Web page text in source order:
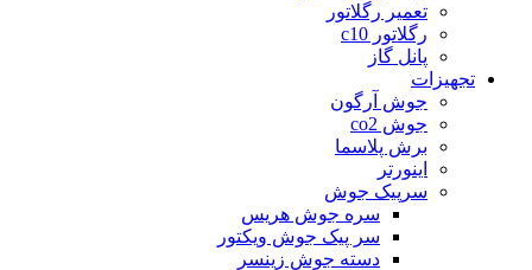
تعمیر رگلاتور
رگلاتور c10
پانل گاز
تجهیزات
جوش آرگون
جوش co2
برش پلاسما
اینورتر
سرپیک جوش
سره جوش هریس
سر پیک جوش ویکتور
دسته جوش زینسر